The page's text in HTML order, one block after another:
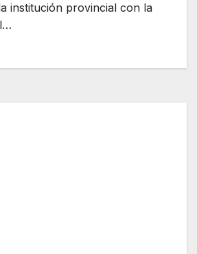
institución provincial con la